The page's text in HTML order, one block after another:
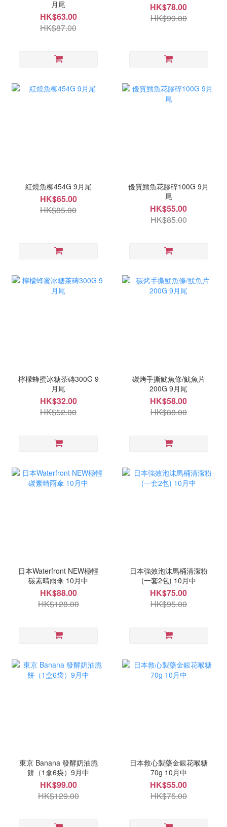
月尾
HK$63.00
HK$87.00
HK$78.00
HK$99.00
紅燒魚柳454G 9月尾
HK$65.00
HK$85.00
優質鱈魚花膠碎100G 9月
尾
HK$55.00
HK$85.00
檸檬蜂蜜冰糖茶磚300G 9
月尾
HK$32.00
HK$52.00
碳烤手撕魷魚條/魷魚片
200G 9月尾
HK$58.00
HK$88.00
日本Waterfront NEW極輕
碳素晴雨傘 10月中
HK$88.00
HK$128.00
日本強效泡沫馬桶清潔粉
(一套2包) 10月中
HK$75.00
HK$95.00
東京 Banana 發酵奶油脆
餅（1盒6袋）9月中
HK$99.00
HK$129.00
日本救心製藥金銀花喉糖
70g 10月中
HK$55.00
HK$75.00